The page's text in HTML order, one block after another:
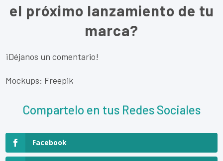
el próximo lanzamiento de tu
marca?
¡Déjanos un comentario!
Mockups: Freepik
Compartelo en tus Redes Sociales
Facebook